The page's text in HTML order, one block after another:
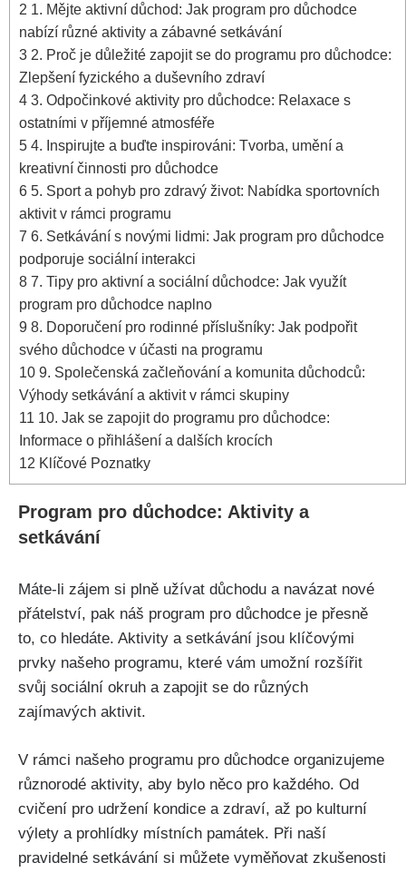
2 1. Mějte aktivní ‍důchod: Jak program pro důchodce
nabízí ​různé aktivity a zábavné setkávání
3 2. Proč je důležité zapojit se do programu pro důchodce:
Zlepšení fyzického a duševního zdraví
4 3. Odpočinkové aktivity pro ‌důchodce: Relaxace s
ostatními v příjemné atmosféře
5 4. Inspirujte ⁤a buďte inspirováni: Tvorba, umění a
kreativní činnosti pro důchodce
6 5. Sport⁤ a⁤ pohyb ‌pro⁤ zdravý život: Nabídka ​sportovních
aktivit v rámci ⁣programu
7 6. Setkávání s ‍novými lidmi: Jak program pro důchodce
podporuje sociální interakci
8 7. Tipy pro aktivní a sociální důchodce: Jak využít
program pro důchodce naplno
9 8. Doporučení pro rodinné příslušníky: Jak podpořit
svého důchodce v účasti na programu
10 9. Společenská ‌začleňování a komunita důchodců:​
Výhody setkávání a aktivit ⁣v rámci skupiny
11 10. Jak ​se zapojit do programu ⁤pro důchodce:
Informace o přihlášení a​ dalších krocích
12 Klíčové Poznatky
Program ​pro důchodce: Aktivity ‍a
setkávání
Máte-li⁢ zájem si⁤ plně užívat důchodu a navázat nové
přátelství, ​pak náš program pro důchodce je přesně
to, co ​hledáte. Aktivity a setkávání jsou klíčovými
prvky našeho programu, které vám umožní rozšířit
svůj sociální okruh a zapojit se do různých
zajímavých aktivit.
V rámci našeho programu pro důchodce organizujeme
různorodé ​aktivity, aby bylo něco pro ⁢každého.‌ Od
cvičení‍ pro udržení⁣ kondice a zdraví, až po kulturní
výlety ⁢a prohlídky⁣ místních památek. Při naší
pravidelné setkávání si můžete vyměňovat zkušenosti